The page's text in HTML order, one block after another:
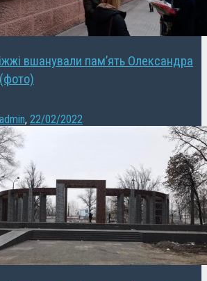
вшанували пам’ять Олександра
, 22/02/2022